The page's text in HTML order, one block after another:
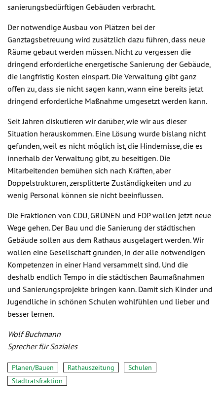
sanierungsbedürftigen Gebäuden verbracht.
Der notwendige Ausbau von Plätzen bei der
Ganztagsbetreuung wird zusätzlich dazu führen, dass neue
Räume gebaut werden müssen. Nicht zu vergessen die
dringend erforderliche energetische Sanierung der Gebäude,
die langfristig Kosten einspart. Die Verwaltung gibt ganz
offen zu, dass sie nicht sagen kann, wann eine bereits jetzt
dringend erforderliche Maßnahme umgesetzt werden kann.
Seit Jahren diskutieren wir darüber, wie wir aus dieser
Situation herauskommen. Eine Lösung wurde bislang nicht
gefunden, weil es nicht möglich ist, die Hindernisse, die es
innerhalb der Verwaltung gibt, zu beseitigen. Die
Mitarbeitenden bemühen sich nach Kräften, aber
Doppelstrukturen, zersplitterte Zuständigkeiten und zu
wenig Personal können sie nicht beeinflussen.
Die Fraktionen von CDU, GRÜNEN und FDP wollen jetzt neue
Wege gehen. Der Bau und die Sanierung der städtischen
Gebäude sollen aus dem Rathaus ausgelagert werden. Wir
wollen eine Gesellschaft gründen, in der alle notwendigen
Kompetenzen in einer Hand versammelt sind. Und die
deshalb endlich Tempo in die städtischen Baumaßnahmen
und Sanierungsprojekte bringen kann. Damit sich Kinder und
Jugendliche in schönen Schulen wohlfühlen und lieber und
besser lernen.
Wolf Buchmann
Sprecher für Soziales
Planen/Bauen Rathauszeitung
Schulen
Stadtratsfraktion